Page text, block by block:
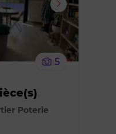
supprimer
le
5
Poterie